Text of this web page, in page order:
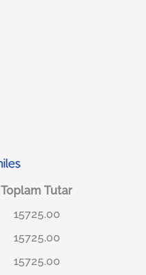
Toplam Tutar
15725.00
15725.00
15725.00